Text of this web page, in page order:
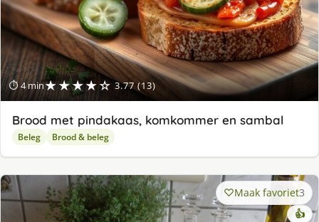
⏱ 4 min★★★★☆ 3.77 (13)
Brood met pindakaas, komkommer en sambal
Beleg Brood & beleg
Maak favoriet3
👍